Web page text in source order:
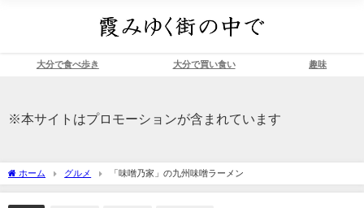
大分で食べ歩き 大分で買い食い 趣味
※本サイトはプロモーションが含まれています
ホーム グルメ 「味噌乃家」の九州味噌ラーメン